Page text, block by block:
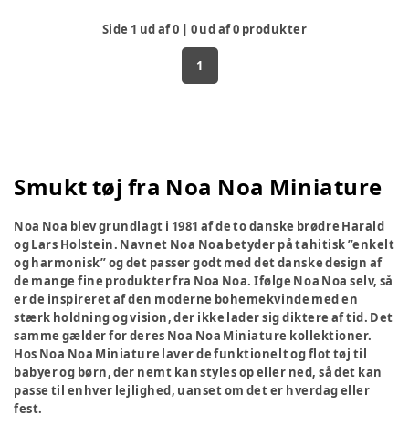
Side 1 ud af0 0ud af0 produkter
1
Smukt tøj fra Noa Noa Miniature
Noa Noa blev grundlagt i 1981 af de to danske brødre Harald
og Lars Holstein. Navnet Noa Noa betyder på tahitisk ”enkelt
og harmonisk” og det passer godt med det danske design af
de mange fine produkter fra Noa Noa. Ifølge Noa Noa selv, så
er de inspireret af den moderne bohemekvinde med en
stærk holdning og vision, der ikke lader sig diktere af tid. Det
samme gælder for deres Noa Noa Miniature kollektioner.
Hos Noa Noa Miniature laver de funktionelt og flot tøj til
babyer og børn, der nemt kan styles op eller ned, så det kan
passe til enhver lejlighed, uanset om det er hverdag eller
fest.